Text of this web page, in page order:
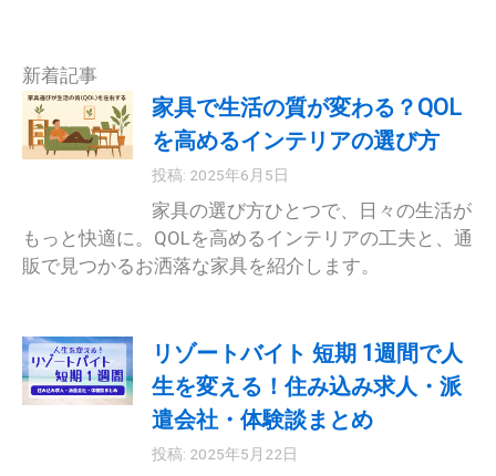
新着記事
家具で生活の質が変わる？QOL
を高めるインテリアの選び方
投稿: 2025年6月5日
家具の選び方ひとつで、日々の生活が
もっと快適に。QOLを高めるインテリアの工夫と、通
販で見つかるお洒落な家具を紹介します。
リゾートバイト 短期 1週間で人
生を変える！住み込み求人・派
遣会社・体験談まとめ
投稿: 2025年5月22日